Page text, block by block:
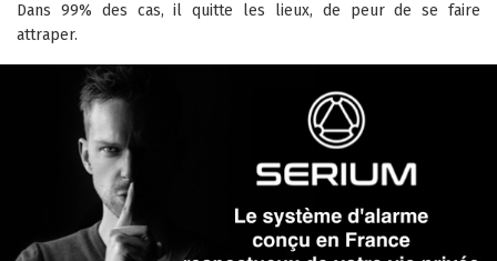
Dans 99% des cas, il quitte les lieux, de peur de se faire
attraper.